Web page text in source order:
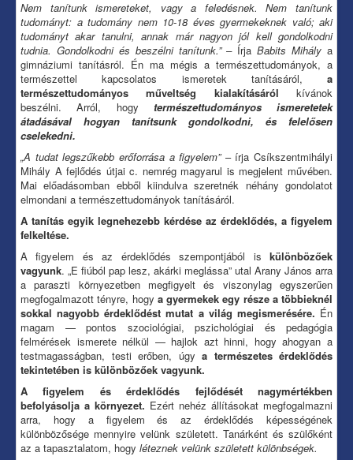
Nem tanítunk ismereteket, vagy a feledésnek. Nem tanítunk
tudományt: a tudomány nem 10-18 éves gyermekeknek való; aki
tudományt akar tanulni, annak már nagyon jól kell gondolkodni
tudnia. Gondolkodni és beszélni tanítunk.” – ÍrjaBabits Mihály a
gimnáziumi tanításról. Én ma mégis a természettudományok, a
természettel kapcsolatos ismeretek tanításáról, a
természettudományos műveltség kialakításáról kívánok
beszélni. Arról, hogy természettudományos ismeretetek
átadásával hogyan tanítsunk gondolkodni, és felelősen
cselekedni.
„A tudat legszűkebb erőforrása a figyelem”– írja Csíkszentmihályi
Mihály A fejlődés útjai c. nemrég magyarul is megjelent művében.
Mai előadásomban ebből kiindulva szeretnék néhány gondolatot
elmondani a természettudományok tanításáról.
A tanítás egyik legnehezebb kérdése az érdeklődés, a figyelem
felkeltése.
A figyelem és az érdeklődés szempontjából is különbözőek
vagyunk. „E fiúból pap lesz, akárki meglássa” utal Arany János arra
a paraszti környezetben megfigyelt és viszonylag egyszerűen
megfogalmazott tényre, hogy a gyermekek egy része a többieknél
sokkal nagyobb érdeklődést mutat a világ megismerésére. Én
magam — pontos szociológiai, pszichológiai és pedagógia
felmérések ismerete nélkül — hajlok azt hinni, hogy ahogyan a
testmagasságban, testi erőben, úgy a természetes érdeklődés
tekintetében is különbözőek vagyunk.
A figyelem és érdeklődés fejlődését nagymértékben
befolyásolja a környezet. Ezért nehéz állításokat megfogalmazni
arra, hogy a figyelem és az érdeklődés képességének
különbözősége mennyire velünk született. Tanárként és szülőként
az a tapasztalatom, hogy léteznek velünk született különbségek.